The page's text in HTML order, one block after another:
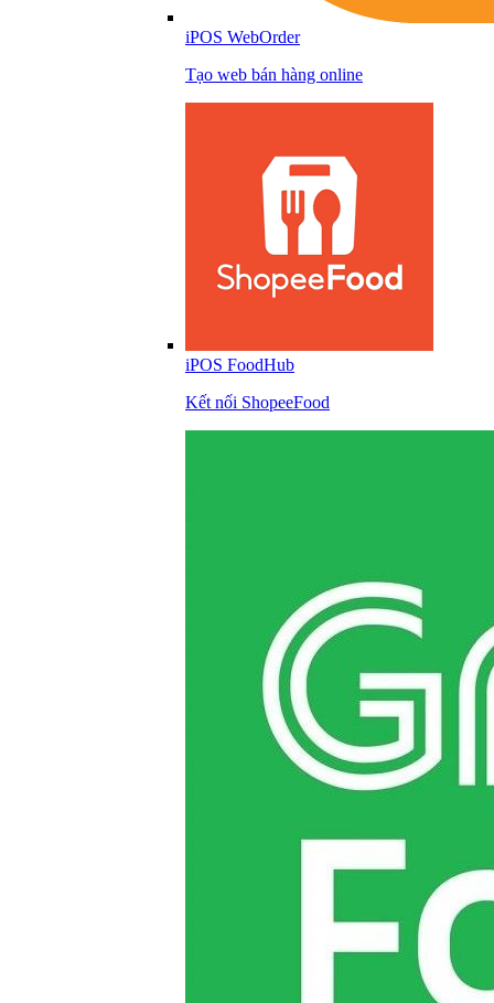
iPOS WebOrder
Tạo web bán hàng online
iPOS FoodHub
Kết nối ShopeeFood